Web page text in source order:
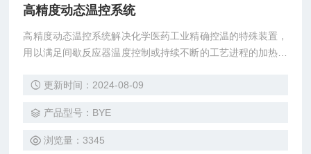
高精度动态温控系统
高精度动态温控系统解决化学医药工业精确控温的特殊装置，
用以满足间歇反应器温度控制或持续不断的工艺进程的加热及
热、放热的过程控制。
更新时间：2024-08-09
产品型号：BYE
浏览量：3345